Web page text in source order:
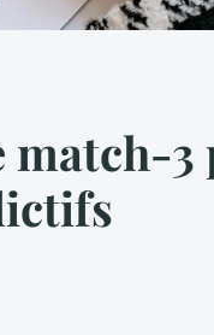
match-